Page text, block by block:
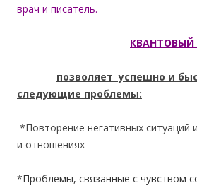
врач и писатель.
КВАНТОВЫЙ
позволяет успешно и
следующие проблемы:
*Повторение негативных ситуаций
и отношениях
*Проблемы, связанные с чувством